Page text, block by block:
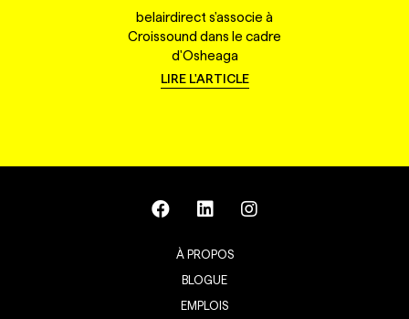
belairdirect s'associe à
Croissound dans le cadre
d'Osheaga
LIRE L'ARTICLE
À PROPOS
BLOGUE
EMPLOIS